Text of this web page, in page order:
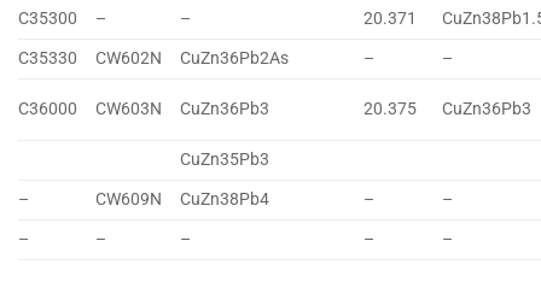
C35300
– – 20.371
C35330
CW602N CuZn36Pb2As – –
C36000 CW603N CuZn36Pb3 20.375 CuZn36Pb3
CuZn35Pb3
–
CW609N CuZn38Pb4 –
–
–
– – – –